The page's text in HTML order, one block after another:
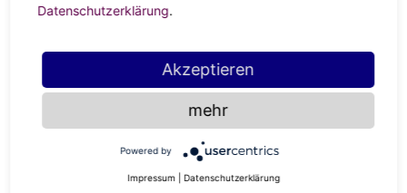
vornehmen.
Beim Vollmond fliegt die Energie in die Höhe. Eine weitere
gute Möglichkeit, ihn zu feiern, ist, sich hinzusetzen!
Entspanne dich! Reinige deinen Raum und deinen Körper
und lehne dich zurück. Beim Vollmond geht es darum,
alles zu beobachten, was auftaucht, Situationen,
Datenschutzerklärung.
Akzeptieren
mehr
Powered by
Impressum Datenschutzerklärung